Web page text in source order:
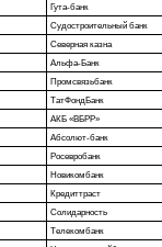
Гута-банк
Судостроительный банк
Северная казна
Альфа-Банк
Промсвязьбанк
ТатФондБанк
АКБ «ВБРР»
Абсолют-банк
Росевробанк
Новикомбанк
Кредиттраст
Солидарность
Телекомбанк